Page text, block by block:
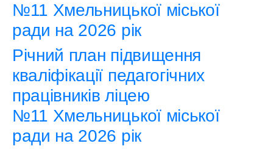
№11 Хмельницької міської
ради на 2026 рік
Річний план підвищення
кваліфікації педагогічних
працівників ліцею
№11 Хмельницької міської
ради на 2026 рік